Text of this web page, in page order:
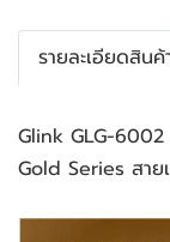
รายละเอียดสินค้
Glink GLG-
Gold Series สาย